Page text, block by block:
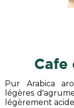
Pur Arabica
légères
légèrement